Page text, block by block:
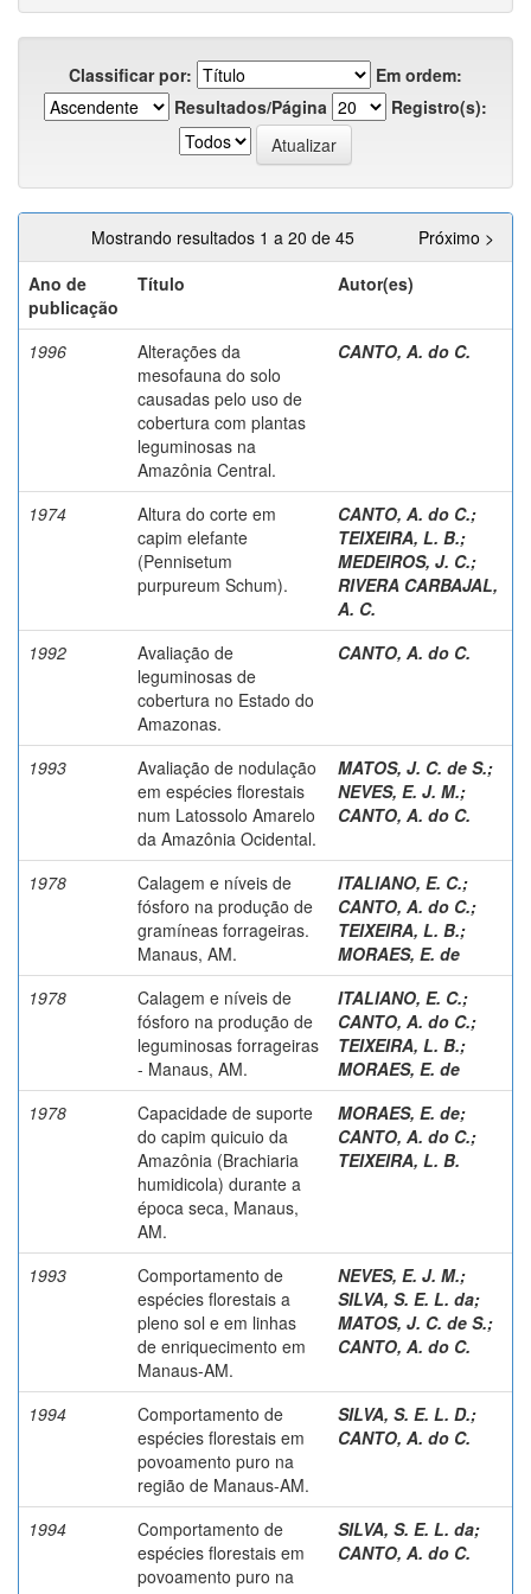
Classificar por:
Em ordem:
Resultados/Página
Registro(s):
Mostrando resultados 1 a 20 de 45
Próximo >
Ano de
publicação
Título Autor(es)
1996
Alterações da
mesofauna do solo
causadas pelo uso de
cobertura com plantas
leguminosas na
Amazônia Central.
CANTO, A. do C.
1974
Altura do corte em
capim elefante
(Pennisetum
purpureum Schum).
CANTO, A. do C.;
TEIXEIRA, L. B.;
MEDEIROS, J. C.;
RIVERA CARBAJAL,
A. C.
1992
Avaliação de
leguminosas de
cobertura no Estado do
Amazonas.
CANTO, A. do C.
1993
Avaliação de nodulação
em espécies florestais
num Latossolo Amarelo
da Amazônia Ocidental.
MATOS, J. C. de S.;
NEVES, E. J. M.;
CANTO, A. do C.
1978
Calagem e níveis de
fósforo na produção de
gramíneas forrageiras.
Manaus, AM.
ITALIANO, E. C.;
CANTO, A. do C.;
TEIXEIRA, L. B.;
MORAES, E. de
1978
Calagem e níveis de
fósforo na produção de
leguminosas forrageiras
- Manaus, AM.
ITALIANO, E. C.;
CANTO, A. do C.;
TEIXEIRA, L. B.;
MORAES, E. de
1978
Capacidade de suporte
do capim quicuio da
Amazônia (Brachiaria
humidicola) durante a
época seca, Manaus,
AM.
MORAES, E. de;
CANTO, A. do C.;
TEIXEIRA, L. B.
1993
Comportamento de
espécies florestais a
pleno sol e em linhas
de enriquecimento em
Manaus-AM.
NEVES, E. J. M.;
SILVA, S. E. L. da;
MATOS, J. C. de S.;
CANTO, A. do C.
1994
Comportamento de
espécies florestais em
povoamento puro na
região de Manaus-AM.
SILVA, S. E. L. D.;
CANTO, A. do C.
1994
Comportamento de
espécies florestais em
povoamento puro na
SILVA, S. E. L. da;
CANTO, A. do C.